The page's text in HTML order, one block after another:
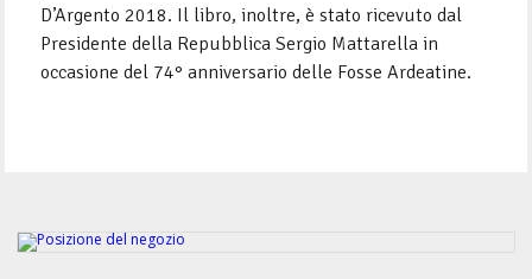
D’Argento 2018. Il libro, inoltre, è stato ricevuto dal
Presidente della Repubblica Sergio Mattarella in
occasione del 74° anniversario delle Fosse Ardeatine.